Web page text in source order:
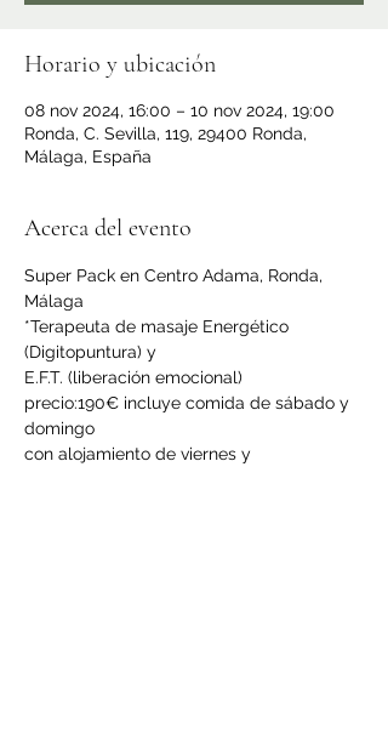
Horario y ubicación
08 nov 2024, 16:00 – 10 nov 2024, 19:00
Ronda, C. Sevilla, 119, 29400 Ronda,
Málaga, España
Acerca del evento
Super Pack en Centro Adama, Ronda,
Málaga
*Terapeuta de masaje Energético
(Digitopuntura) y
E.F.T. (liberación emocional)
precio:190€ incluye comida de sábado y
domingo
con alojamiento de viernes y